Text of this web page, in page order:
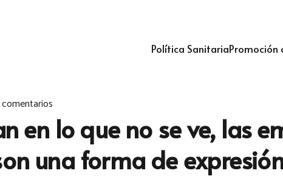
Política SanitariaPromoción
en lo que no se ve, las
una forma de